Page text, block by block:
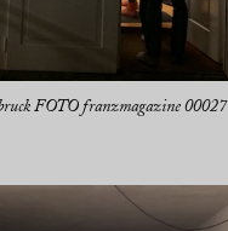
FOTO franzmagazine 00027